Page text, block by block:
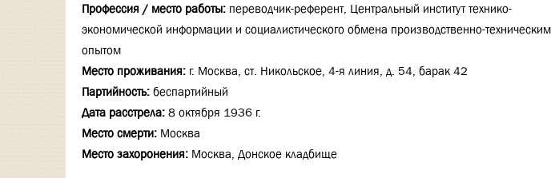
Профессия / место работы: переводчик-референт, Центральный институт технико-
экономической информации и социалистического обмена производственно-техническим
опытом
Место проживания: г. Москва, ст. Никольское, 4-я линия, д. 54, барак 42
Партийность: беспартийный
Дата расстрела: 8 октября 1936 г.
Место смерти: Москва
Место захоронения: Москва, Донское кладбище